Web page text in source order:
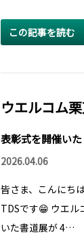
この記事を読む
ウエルコム
表彰式を開催い
2026.04.06
皆さま、こんにち
TDSです😁 ウエル
いた書道展が 4…